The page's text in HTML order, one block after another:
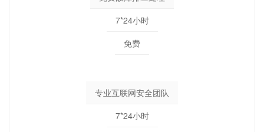
7*24小时
免费
专业互联网安全团队
7*24小时